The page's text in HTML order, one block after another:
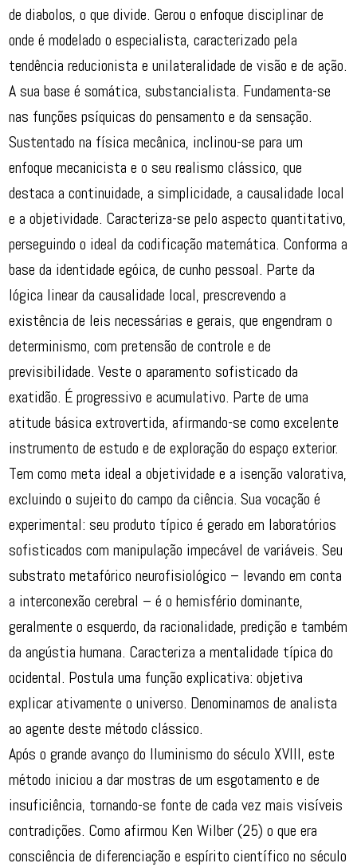
de diabolos, o que divide. Gerou o enfoque disciplinar de
onde é modelado o especialista, caracterizado pela
tendência reducionista e unilateralidade de visão e de ação.
A sua base é somática, substancialista. Fundamenta-se
nas funções psíquicas do pensamento e da sensação.
Sustentado na física mecânica, inclinou-se para um
enfoque mecanicista e o seu realismo clássico, que
destaca a continuidade, a simplicidade, a causalidade local
e a objetividade. Caracteriza-se pelo aspecto quantitativo,
perseguindo o ideal da codificação matemática. Conforma a
base da identidade egóica, de cunho pessoal. Parte da
lógica linear da causalidade local, prescrevendo a
existência de leis necessárias e gerais, que engendram o
determinismo, com pretensão de controle e de
previsibilidade. Veste o aparamento sofisticado da
exatidão. É progressivo e acumulativo. Parte de uma
atitude básica extrovertida, afirmando-se como excelente
instrumento de estudo e de exploração do espaço exterior.
Tem como meta ideal a objetividade e a isenção valorativa,
excluindo o sujeito do campo da ciência. Sua vocação é
experimental: seu produto típico é gerado em laboratórios
sofisticados com manipulação impecável de variáveis. Seu
substrato metafórico neurofisiológico – levando em conta
a interconexão cerebral – é o hemisfério dominante,
geralmente o esquerdo, da racionalidade, predição e também
da angústia humana. Caracteriza a mentalidade típica do
ocidental. Postula uma função explicativa: objetiva
explicar ativamente o universo. Denominamos de analista
ao agente deste método clássico.
Após o grande avanço do Iluminismo do século XVIII, este
método iniciou a dar mostras de um esgotamento e de
insuficiência, tornando-se fonte de cada vez mais visíveis
contradições. Como afirmou Ken Wilber (25) o que era
consciência de diferenciação e espírito científico no século